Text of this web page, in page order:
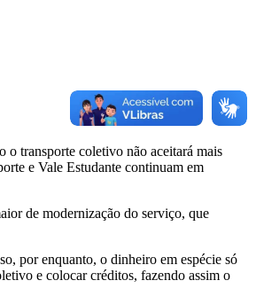
o transporte coletivo não aceitará mais
e Vale Estudante continuam em
de modernização do serviço, que
por enquanto, o dinheiro em espécie só
e colocar créditos, fazendo assim o